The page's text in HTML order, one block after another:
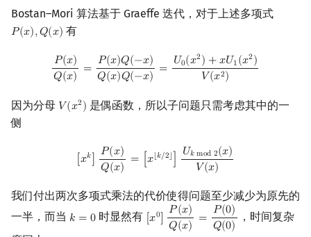
Bostan–Mori 算法基于 Graeffe 迭代，对于上述多项式
𝑃(𝑥),𝑄(𝑥)
P(x),Q(x) 有
𝑃(𝑥)
𝑄(𝑥) = 𝑃(𝑥)𝑄(−𝑥)
𝑄(𝑥)𝑄(−𝑥) = 𝑈0(𝑥2) +𝑥𝑈1(𝑥2)
𝑉(𝑥2)
)Q(x) )Q(−x)Q(x)Q =U0(x2 +x U1(x2)V(
因为分母 𝑉(𝑥2)
V(x2)
是偶函数，所以子问题只需考虑其中的一
侧
[𝑥𝑘] 𝑃(𝑥)
𝑄(𝑥) = [𝑥⌊𝑘/2⌋] 𝑈𝑘mod 2(𝑥)
𝑉(𝑥)
xk P( x)Q(x) ⌊k /2⌋]U mod2( x)V(
我们付出两次多项式乘法的代价使得问题至少减少为原先的
一半，而当 𝑘 = 0
k =0 时显然有 [𝑥0] 𝑃(𝑥)
𝑄(𝑥) = 𝑃(0)
𝑄(0)
x0 P(x)Q( x)= P(0)Q( 0，时间复杂